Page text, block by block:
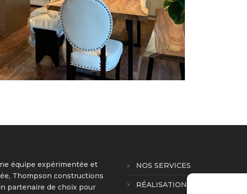
équipe expérimentée et
Thompson constructions
partenaire de choix pour
NOS SERVICES
RÉALISATIONS